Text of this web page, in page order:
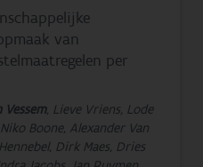
van
per
Vessem, Lieve Vriens, Lode
Boone, Alexander Van
Dirk Maes, Dries